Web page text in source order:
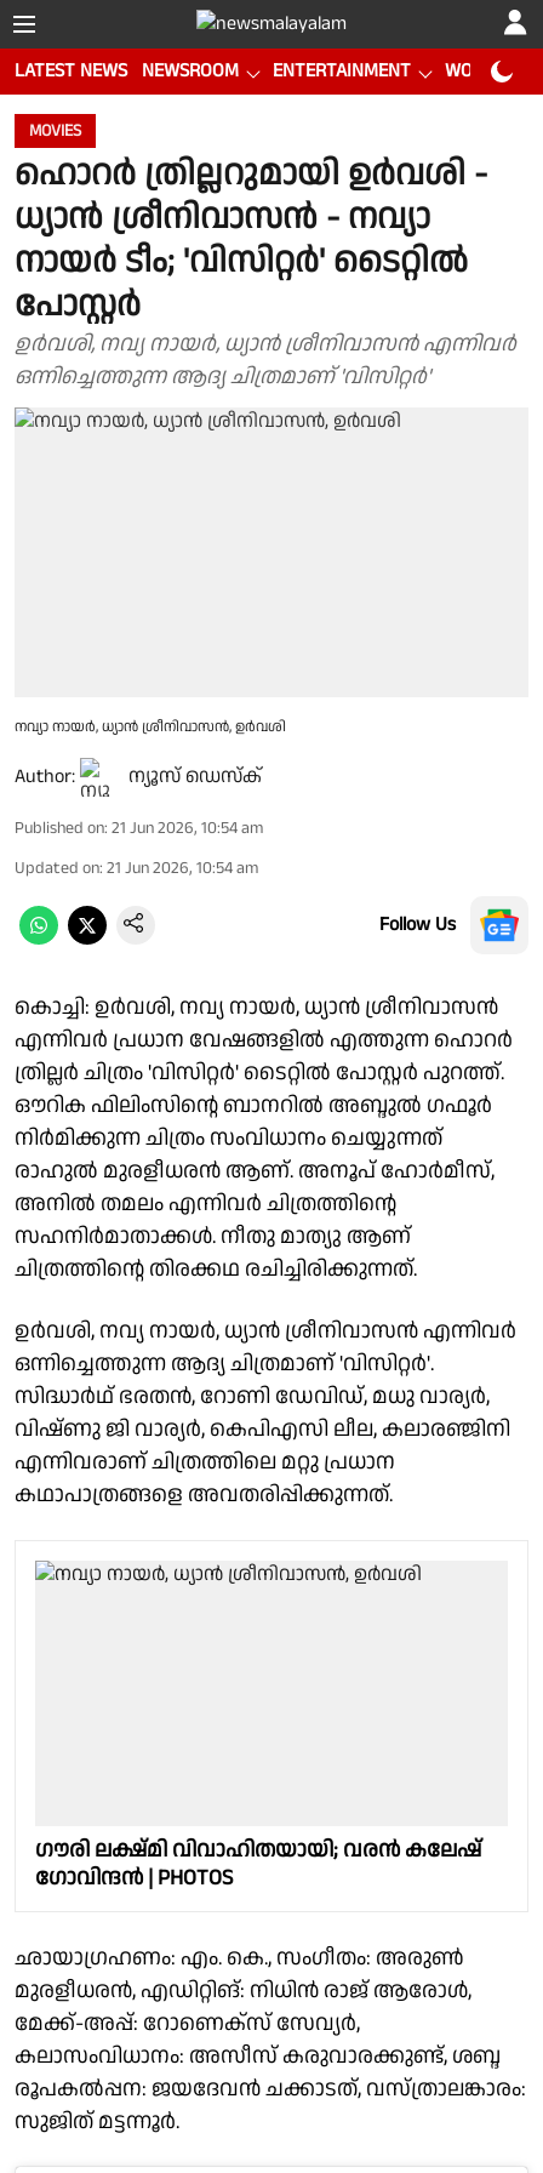
LATEST NEWS NEWSROOM ENTERTAINMENT WORLD CUP
MOVIES
ഹൊറർ ത്രില്ലറുമായി ഉർവശി -
ധ്യാൻ ശ്രീനിവാസൻ - നവ്യാ
നായർ ടീം; 'വിസിറ്റർ' ടൈറ്റിൽ
പോസ്റ്റർ
ഉർവശി, നവ്യ നായർ, ധ്യാൻ ശ്രീനിവാസൻ എന്നിവർ
ഒന്നിച്ചെത്തുന്ന ആദ്യ ചിത്രമാണ് 'വിസിറ്റർ'
നവ്യാ നായർ, ധ്യാൻ ശ്രീനിവാസൻ, ഉർവശി
Author: ന്യൂസ് ഡെസ്ക്
Published on: 21 Jun 2026, 10:54 am
Updated on: 21 Jun 2026, 10:54 am
Follow Us
കൊച്ചി: ഉർവശി, നവ്യ നായർ, ധ്യാൻ ശ്രീനിവാസൻ
എന്നിവർ പ്രധാന വേഷങ്ങളിൽ എത്തുന്ന ഹൊറർ
ത്രില്ലർ ചിത്രം 'വിസിറ്റർ' ടൈറ്റിൽ പോസ്റ്റർ പുറത്ത്.
ഔറിക ഫിലിംസിന്റെ ബാനറിൽ അബ്ദുൽ ഗഫൂർ
നിർമിക്കുന്ന ചിത്രം സംവിധാനം ചെയ്യുന്നത്
രാഹുൽ മുരളീധരൻ ആണ്. അനൂപ് ഹോർമീസ്,
അനിൽ തമലം എന്നിവർ ചിത്രത്തിന്റെ
സഹനിർമാതാക്കൾ. നീതു മാത്യു ആണ്
ചിത്രത്തിന്റെ തിരക്കഥ രചിച്ചിരിക്കുന്നത്.
ഉർവശി, നവ്യ നായർ, ധ്യാൻ ശ്രീനിവാസൻ എന്നിവർ
ഒന്നിച്ചെത്തുന്ന ആദ്യ ചിത്രമാണ് 'വിസിറ്റർ'.
സിദ്ധാർഥ് ഭരതൻ, റോണി ഡേവിഡ്, മധു വാര്യർ,
വിഷ്ണു ജി വാര്യർ, കെപിഎസി ലീല, കലാരഞ്ജിനി
എന്നിവരാണ് ചിത്രത്തിലെ മറ്റു പ്രധാന
കഥാപാത്രങ്ങളെ അവതരിപ്പിക്കുന്നത്.
ഗൗരി ലക്ഷ്മി വിവാഹിതയായി; വരൻ കലേഷ്
ഗോവിന്ദൻ | PHOTOS
ഛായാഗ്രഹണം: എം. കെ., സംഗീതം: അരുൺ
മുരളീധരൻ, എഡിറ്റിങ്: നിധിൻ രാജ് ആരോൾ,
മേക്ക്-അപ്പ്: റോണെക്സ് സേവ്യർ,
കലാസംവിധാനം: അസീസ് കരുവാരക്കുണ്ട്, ശബ്ദ
രൂപകൽപ്പന: ജയദേവൻ ചക്കാടത്, വസ്ത്രാലങ്കാരം:
സുജിത് മട്ടന്നൂർ.